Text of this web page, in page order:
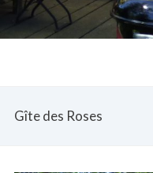
Gîte des Roses